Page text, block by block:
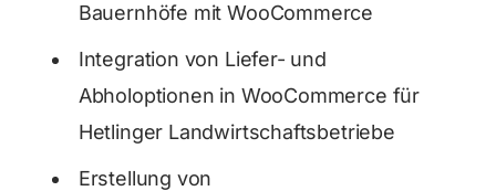
Bauernhöfe mit WooCommerce
Integration von Liefer- und
Abholoptionen in WooCommerce für
Hetlinger Landwirtschaftsbetriebe
Erstellung von